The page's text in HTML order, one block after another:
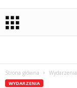
Strona główna Wydarzenia
WYDARZENIA